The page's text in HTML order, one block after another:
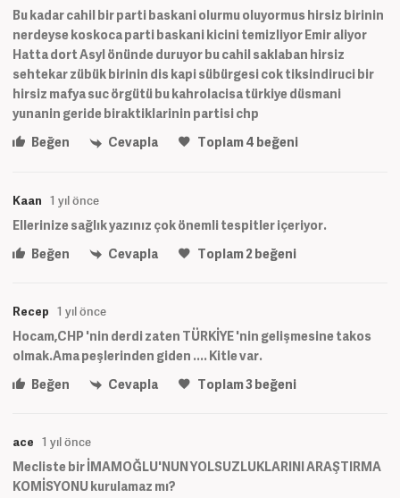
Bu kadar cahil bir parti baskani olurmu oluyormus hirsiz birinin
nerdeyse koskoca parti baskani kicini temizliyor Emir aliyor
Hatta dort Asyl önünde duruyor bu cahil saklaban hirsiz
sehtekar zübük birinin dis kapi sübürgesi cok tiksindiruci bir
hirsiz mafya suc örgütü bu kahrolacisa türkiye düsmani
yunanin geride biraktiklarinin partisi chp
Beğen
Cevapla Toplam4 beğeni
Kaan 1 yıl önce
Ellerinize sağlık yazınız çok önemli tespitler içeriyor.
Beğen
Cevapla Toplam2 beğeni
Recep 1 yıl önce
Hocam,CHP 'nin derdi zaten TÜRKİYE 'nin gelişmesine takos
olmak.Ama peşlerinden giden .... Kitle var.
Beğen
Cevapla Toplam3beğeni
ace 1 yıl önce
Mecliste bir İMAMOĞLU'NUN YOLSUZLUKLARINI ARAŞTIRMA
KOMİSYONU kurulamaz mı?